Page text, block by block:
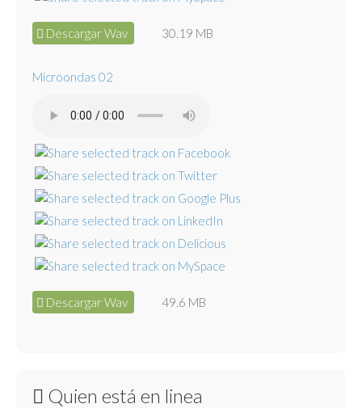
Descargar Wav 30.19 MB
Microondas 02
Descargar Wav 49.6 MB
Quien está en linea